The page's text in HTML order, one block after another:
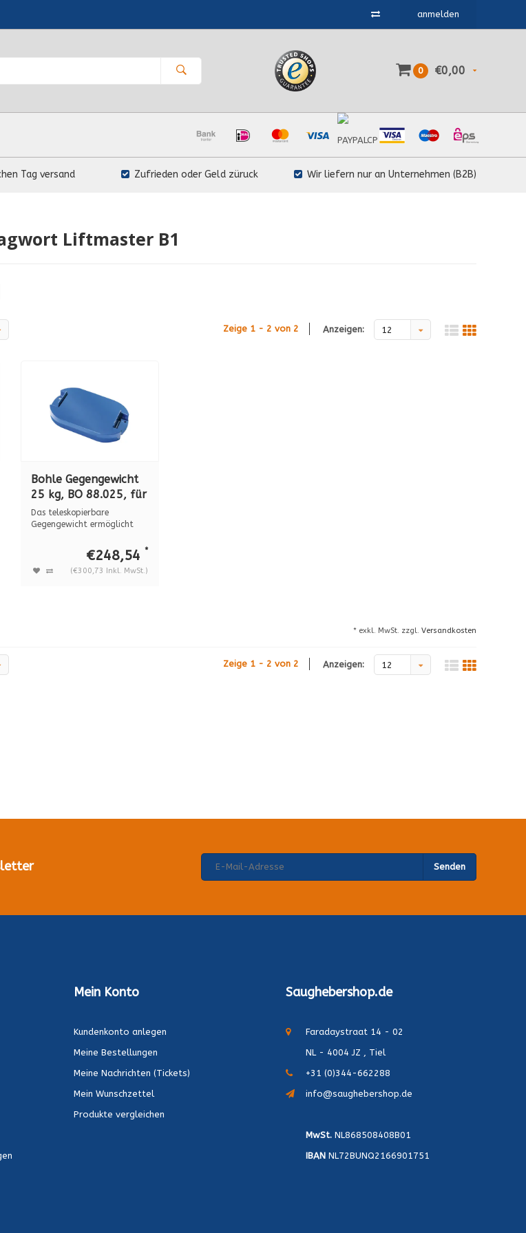
anmelden
0 €0,00
Tag versand Zufrieden oder Geld züruck Wir liefern nur an Unternehmen (B2B)
Liftmaster B1
Zeige 1 - 2 von 2 Anzeigen: 12
Bohle Gegengewicht
25 kg, BO 88.025, für
Handlinghilfe
Liftmaster B1
Das teleskopierbare
Gegengewicht ermöglicht
€248,54 *
(€300,73 Inkl. MwSt.)
* exkl. MwSt. zzgl. Versandkosten
Zeige 1 - 2 von 2 Anzeigen: 12
Senden
Mein Konto
Kundenkonto anlegen
Meine Bestellungen
Meine Nachrichten (Tickets)
Mein Wunschzettel
Produkte vergleichen
Saughebershop.de
Faradaystraat 14 - 02
NL - 4004 JZ , Tiel
+31 (0)344-662288
info@saughebershop.de
MwSt.NL868508408B01
IBANNL72BUNQ2166901751